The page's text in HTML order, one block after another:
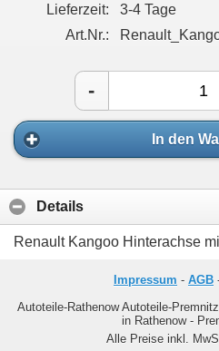
Lieferzeit:
3-4 Tage
Art.Nr.:
-
In den
Details
Renault Kangoo Hinterachse
Impressum - AGB
Autoteile-Rathenow Autoteile-
in Rathenow -
Alle Preise inkl.